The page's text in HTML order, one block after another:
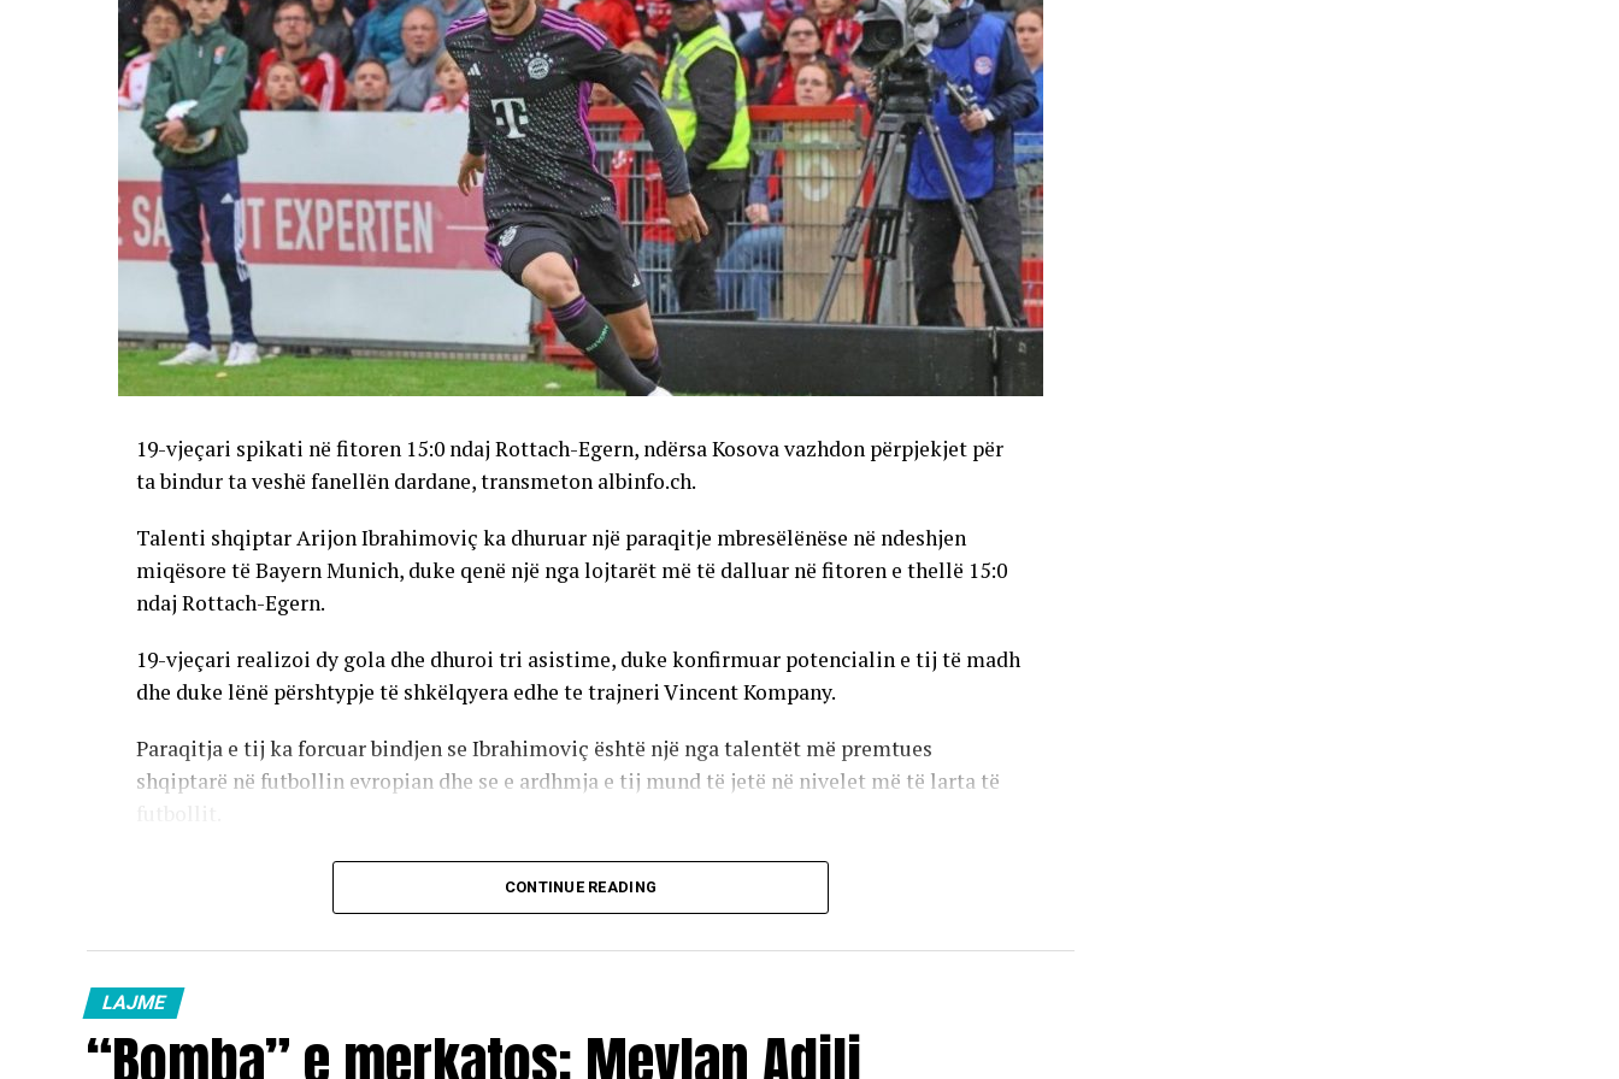
19-vjeçari spikati në fitoren 15:0 ndaj Rottach-Egern, ndërsa Kosova vazhdon përpjekjet për
ta bindur ta veshë fanellën dardane, transmeton albinfo.ch.
Talenti shqiptar Arijon Ibrahimoviç ka dhuruar një paraqitje mbresëlënëse në ndeshjen
miqësore të Bayern Munich, duke qenë një nga lojtarët më të dalluar në fitoren e thellë 15:0
ndaj Rottach-Egern.
19-vjeçari realizoi dy gola dhe dhuroi tri asistime, duke konfirmuar potencialin e tij të madh
dhe duke lënë përshtypje të shkëlqyera edhe te trajneri Vincent Kompany.
Paraqitja e tij ka forcuar bindjen se Ibrahimoviç është një nga talentët më premtues
shqiptarë në futbollin evropian dhe se e ardhmja e tij mund të jetë në nivelet më të larta të
Ndërkohë, Federata e Futbollit e Kosovës vazhdon kontaktet me lojtarin dhe familjen e tij,
Me formën që po tregon te Bayerni, Arijon Ibrahimoviç shihet si një futbollist me potencial
për t’u shndërruar në një nga yjet e së ardhmes së futbollit evropian./Albinfo.ch
CONTINUE READING
LAJME
“Bomba” e merkatos: Mevlan Adili